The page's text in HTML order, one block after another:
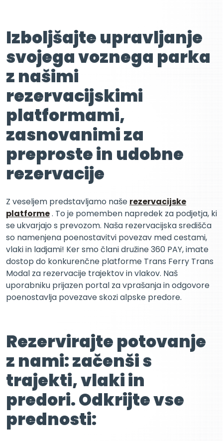
Izboljšajte upravljanje
svojega voznega parka
z našimi
rezervacijskimi
platformami,
zasnovanimi za
preproste in udobne
rezervacije
Z veseljem predstavljamo naše rezervacijske
platforme. To je pomemben napredek za podjetja, ki
se ukvarjajo s prevozom. Naša rezervacijska središča
so namenjena poenostavitvi povezav med cestami,
vlaki in ladjami! Ker smo člani družine 360 PAY, imate
dostop do konkurenčne platforme Trans Ferry Trans
Modal za rezervacije trajektov in vlakov. Naš
uporabniku prijazen portal za vprašanja in odgovore
poenostavlja povezave skozi alpske predore.
Rezervirajte potovanje
z nami: začenši s
trajekti, vlaki in
predori. Odkrijte vse
prednosti: